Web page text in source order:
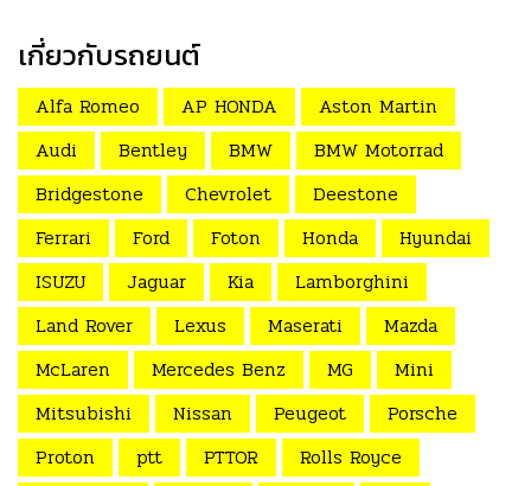
เกี่ยวกับรถยนต์
Alfa Romeo AP HONDA
Aston Martin
Audi
Bentley BMW
BMW Motorrad
Bridgestone
Chevrolet
Deestone
Ferrari
Ford Foton Honda
Hyundai
ISUZU
Jaguar Kia
Lamborghini
Land Rover
Lexus Maserati
Mazda
McLaren
Mercedes Benz MG
Mini
Mitsubishi
Nissan Peugeot
Porsche
Proton
ptt PTTOR
Rolls Royce